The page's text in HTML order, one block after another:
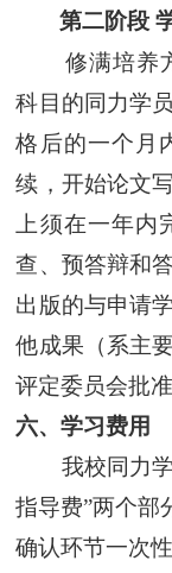
第二阶段
修满培养
科目的同力学
格后的一个月
续，开始论文
上须在一年
查、预答辩和
出版的与申请
他成果（系主
评定委员会批
六、学习费用
我校同力
指导费”两个部
确认环节一次